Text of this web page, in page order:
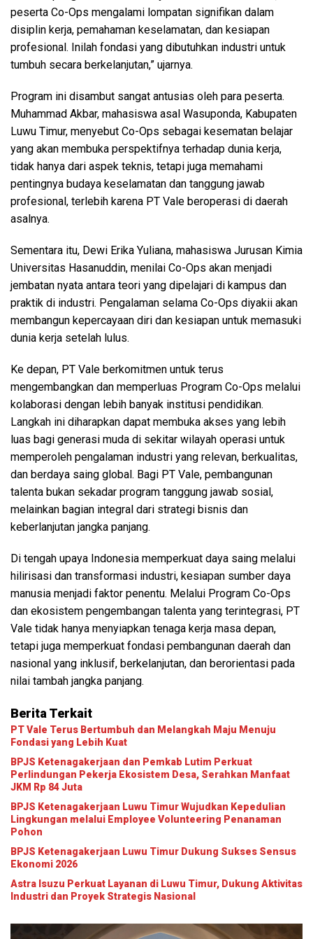
peserta Co-Ops mengalami lompatan signifikan dalam
disiplin kerja, pemahaman keselamatan, dan kesiapan
profesional. Inilah fondasi yang dibutuhkan industri untuk
tumbuh secara berkelanjutan,” ujarnya.
Program ini disambut sangat antusias oleh para peserta.
Muhammad Akbar, mahasiswa asal Wasuponda, Kabupaten
Luwu Timur, menyebut Co-Ops sebagai kesematan belajar
yang akan membuka perspektifnya terhadap dunia kerja,
tidak hanya dari aspek teknis, tetapi juga memahami
pentingnya budaya keselamatan dan tanggung jawab
profesional, terlebih karena PT Vale beroperasi di daerah
asalnya.
Sementara itu, Dewi Erika Yuliana, mahasiswa Jurusan Kimia
Universitas Hasanuddin, menilai Co-Ops akan menjadi
jembatan nyata antara teori yang dipelajari di kampus dan
praktik di industri. Pengalaman selama Co-Ops diyakii akan
membangun kepercayaan diri dan kesiapan untuk memasuki
dunia kerja setelah lulus.
Ke depan, PT Vale berkomitmen untuk terus
mengembangkan dan memperluas Program Co-Ops melalui
kolaborasi dengan lebih banyak institusi pendidikan.
Langkah ini diharapkan dapat membuka akses yang lebih
luas bagi generasi muda di sekitar wilayah operasi untuk
memperoleh pengalaman industri yang relevan, berkualitas,
dan berdaya saing global. Bagi PT Vale, pembangunan
talenta bukan sekadar program tanggung jawab sosial,
melainkan bagian integral dari strategi bisnis dan
keberlanjutan jangka panjang.
Di tengah upaya Indonesia memperkuat daya saing melalui
hilirisasi dan transformasi industri, kesiapan sumber daya
manusia menjadi faktor penentu. Melalui Program Co-Ops
dan ekosistem pengembangan talenta yang terintegrasi, PT
Vale tidak hanya menyiapkan tenaga kerja masa depan,
tetapi juga memperkuat fondasi pembangunan daerah dan
nasional yang inklusif, berkelanjutan, dan berorientasi pada
nilai tambah jangka panjang.
Berita Terkait
PT Vale Terus Bertumbuh dan Melangkah Maju Menuju
Fondasi yang Lebih Kuat
BPJS Ketenagakerjaan dan Pemkab Lutim Perkuat
Perlindungan Pekerja Ekosistem Desa, Serahkan Manfaat
JKM Rp 84 Juta
BPJS Ketenagakerjaan Luwu Timur Wujudkan Kepedulian
Lingkungan melalui Employee Volunteering Penanaman
Pohon
BPJS Ketenagakerjaan Luwu Timur Dukung Sukses Sensus
Ekonomi 2026
Astra Isuzu Perkuat Layanan di Luwu Timur, Dukung Aktivitas
Industri dan Proyek Strategis Nasional